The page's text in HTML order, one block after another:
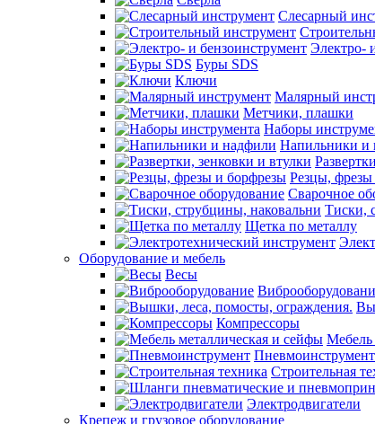
Слесарный
Электро-
Буры SDS
Ключи
Малярный
Метчики, плашки
Наборы
Напильники и
Резцы,
Сварочное
Тиски,
Щетка по металлу
Оборудование и мебель
Весы
Компрессоры
Мебель
Пневмоинструмент
Строительная
Электродвигатели
Крепеж и грузовое оборудование